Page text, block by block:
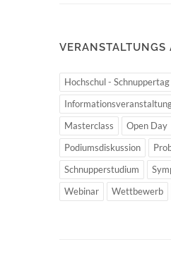
VERANSTALTUNGS
Hochschul -
Masterclass
Open Day
Podiumsdiskussion
Schnupperstudium
Webinar
Wettbewerb